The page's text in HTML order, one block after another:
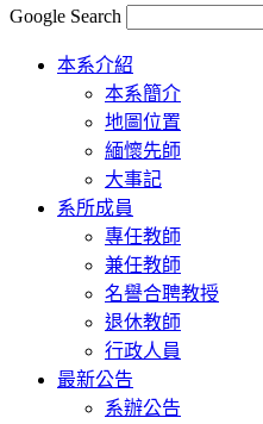
Google Search
Toggle
navigation
本系介紹
本系簡介
地圖位置
緬懷先師
大事記
系所成員
專任教師
兼任教師
名譽合聘教授
退休教師
行政人員
最新公告
系辦公告